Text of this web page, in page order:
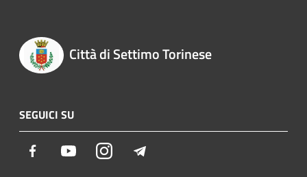
Città di Settimo Torinese
SEGUICI SU
Facebook YoutubeInstagram